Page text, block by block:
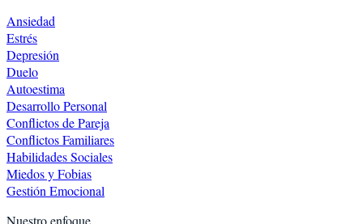
Ansiedad
Estrés
Depresión
Duelo
Autoestima
Desarrollo Personal
Conflictos de Pareja
Conflictos Familiares
Habilidades Sociales
Miedos y Fobias
Gestión Emocional
Nuestro enfoque